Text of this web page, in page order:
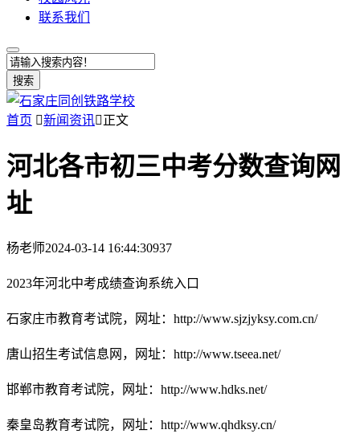
联系我们
搜索
首页 新闻资讯正文
河北各市初三中考分数查询网
址
杨老师2024-03-14 16:44:30937
2023年河北中考成绩查询系统入口
石家庄市教育考试院，网址：http://www.sjzjyksy.com.cn/
唐山招生考试信息网，网址：http://www.tseea.net/
邯郸市教育考试院，网址：http://www.hdks.net/
秦皇岛教育考试院，网址：http://www.qhdksy.cn/